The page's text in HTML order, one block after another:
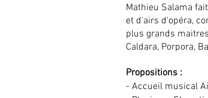
Mathieu Salama
et d'airs d'opéra,
plus grands
Caldara, Porpora,
Propositions :
- Accueil musical